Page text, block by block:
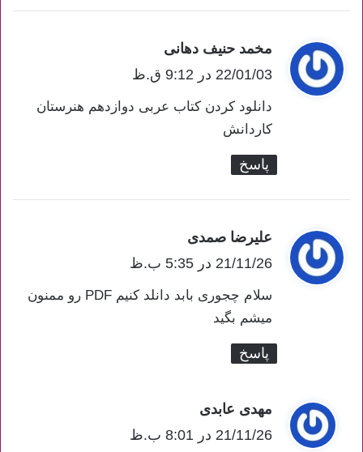
مخمد حنیف دهانی
ف
22/01/03 در 9:12 ق.ظ
دانلود کردن کتاب عربی دوازدهم هنرستان
کاردانش
پاسخ
علیرضا صمدی
ف
ت
21/11/26 در 5:35 ب.ظ
سلام چجوری بابد دانلد کنیم PDF رو ممنون
میشم بگید
پاسخ
مهدی عابدی
ف
21/11/26 در 8:01 ب.ظ